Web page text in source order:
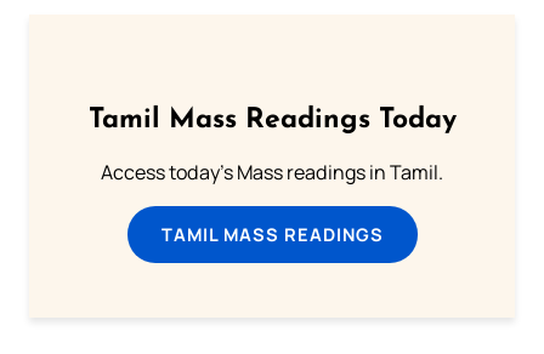
Tamil Mass Readings Today
Access today's Mass readings in Tamil.
TAMIL MASS READINGS